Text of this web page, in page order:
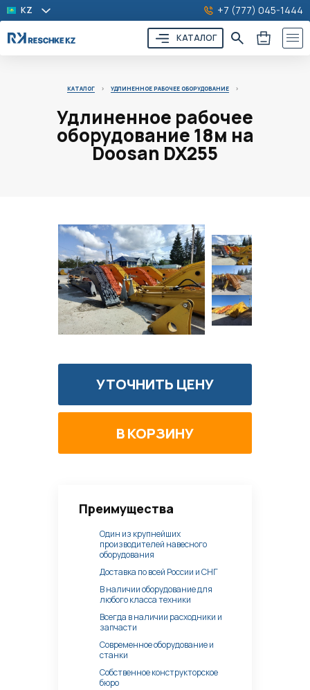
KZ +7 (777) 045-1444
КАТАЛОГ
КАТАЛОГ > УДЛИНЕННОЕ РАБОЧЕЕ ОБОРУДОВАНИЕ >
Удлиненное рабочее
оборудование 18м на
Doosan DX255
Преимущества
Один из крупнейших
производителей навесного
оборудования
Доставка по всей России и СНГ
В наличии оборудование для
любого класса техники
Всегда в наличии расходники и
запчасти
Современное оборудование и
станки
Собственное конструкторское
бюро
УТОЧНИТЬ ЦЕНУ